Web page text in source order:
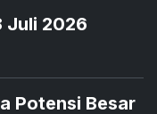
Juli 2026
Potensi Besar